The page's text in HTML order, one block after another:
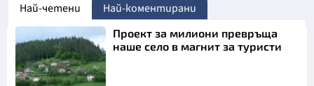
Най-четени Най-коментирани
Проект за милиони превръща
наше село в магнит за туристи